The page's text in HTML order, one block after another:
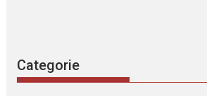
Categorie